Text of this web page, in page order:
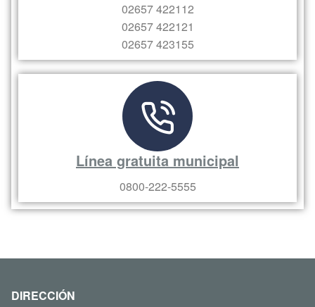
02657 422112
02657 422121
02657 423155
Línea gratuita municipal
0800-222-5555
DIRECCIÓN